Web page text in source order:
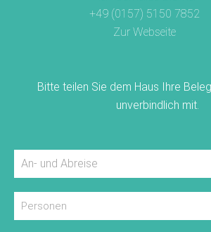
+49 (0157) 5150 7852
Zur Webseite
Bitte teilen Sie dem Haus Ihre
unverbindlich mit.